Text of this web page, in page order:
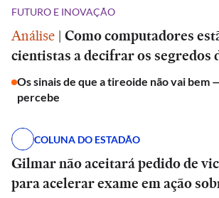
FUTURO E INOVAÇÃO
Análise | Como computadores
cientistas a decifrar os segredos
Os sinais de que a tireoide não vai bem
percebe
COLUNA DO ESTADÃO
Gilmar não aceitará pedido de
para acelerar exame em ação